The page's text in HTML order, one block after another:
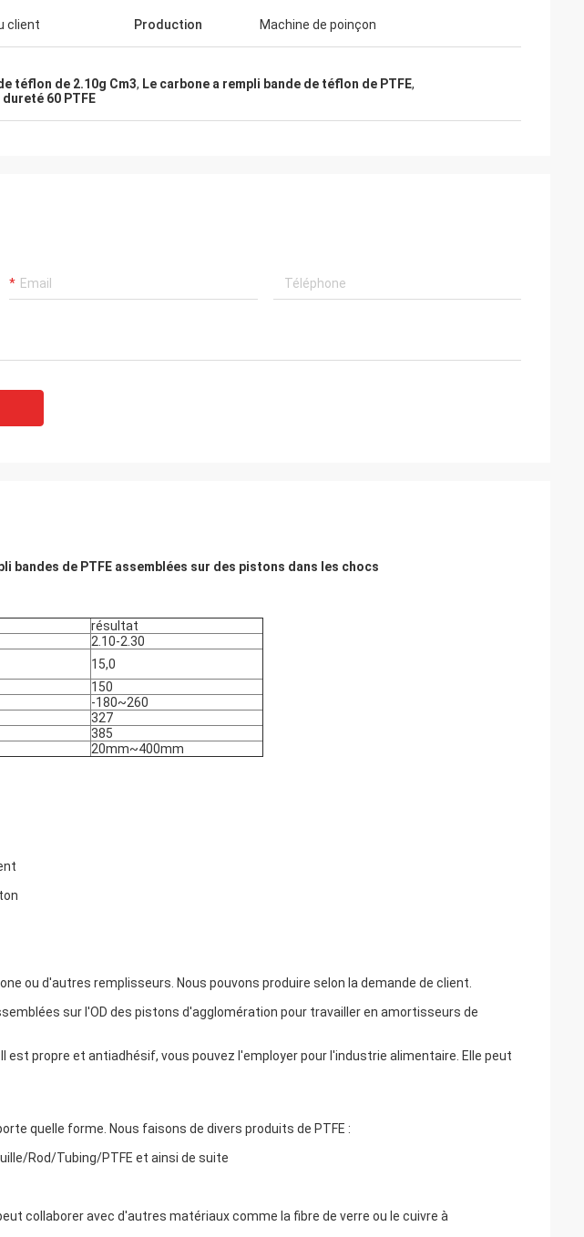
client Production Machine de poinçon
téflon de 2.10g Cm3, Le carbone a rempli bande de téflon de PTFE,
60 PTFE
bandes de PTFE assemblées sur des pistons dans les chocs
résultat
2.10-2.30
15,0
150
-180~260
327
385
20mm~400mm
ou d'autres remplisseurs. Nous pouvons produire selon la demande de client.
sur l'OD des pistons d'agglomération pour travailler en amortisseurs de
est propre et antiadhésif, vous pouvez l'employer pour l'industrie alimentaire. Elle peut
quelle forme. Nous faisons de divers produits de PTFE :
Rod/Tubing/PTFE et ainsi de suite
collaborer avec d'autres matériaux comme la fibre de verre ou le cuivre à